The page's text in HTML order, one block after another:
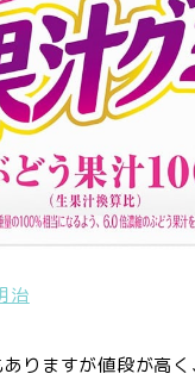
治
りますが値段が高